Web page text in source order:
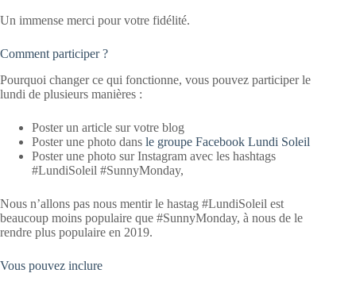
Un immense merci pour votre fidélité.
Comment participer ?
Pourquoi changer ce qui fonctionne, vous pouvez participer le
lundi de plusieurs manières :
Poster un article sur votre blog
Poster une photo dans le groupe Facebook Lundi Soleil
Poster une photo sur Instagram avec les hashtags
#LundiSoleil #SunnyMonday,
Nous n’allons pas nous mentir le hastag #LundiSoleil est
beaucoup moins populaire que #SunnyMonday, à nous de le
rendre plus populaire en 2019.
Vous pouvez inclure